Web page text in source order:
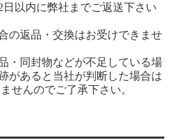
以内に弊社までご返送下さい
の返品・交換はお受けできませ
・同封物などが不足している場
があると当社が判断した場合は
せんのでご了承下さい。